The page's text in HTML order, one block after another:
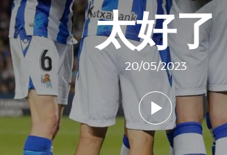
太好了
20/05/2023